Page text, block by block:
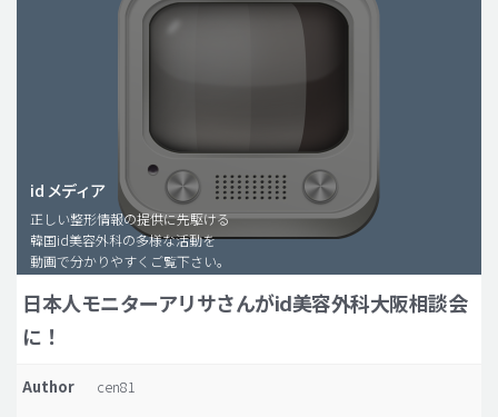
脂肪注入(アンチエイジング)
豊胸手術・バストアップ
プチ整形
脂肪吸引 (大容量)
メンズ整形
idリアルストーリー
id メディア
正しい整形情報の提供に先駆ける
韓国id美容外科の多様な活動を
動画で分かりやすくご覧下さい。
日本人モニターアリサさんがid美容外科大阪相談会
に！
Author cen81